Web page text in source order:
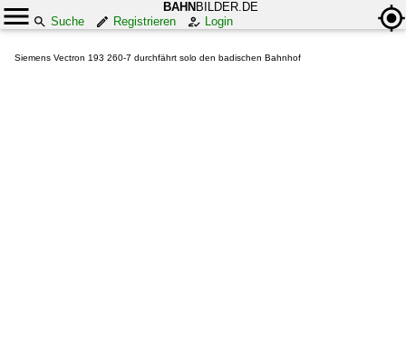
BAHN BILDER.DE
Suche
Registrieren Login
Siemens Vectron 193 260-7 durchfährt solo den badischen Bahnhof